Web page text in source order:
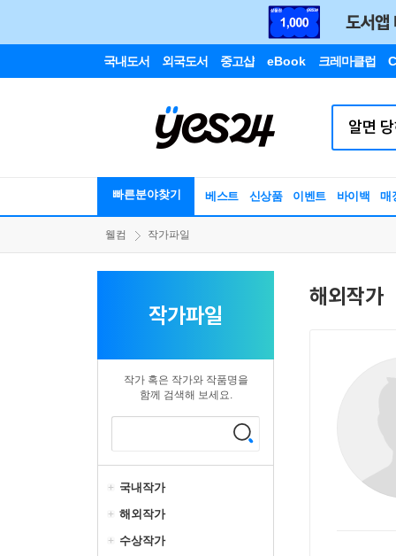
국내도서 외국도서 중고샵 eBook 크레마클럽
빠른분야찾기 베스트 신상품 이벤트 바이백 매
웰컴 작가파일
작가파일
작가 혹은 작가와 작품명을
함께 검색해 보세요.
국내작가
해외작가
수상작가
해외작가